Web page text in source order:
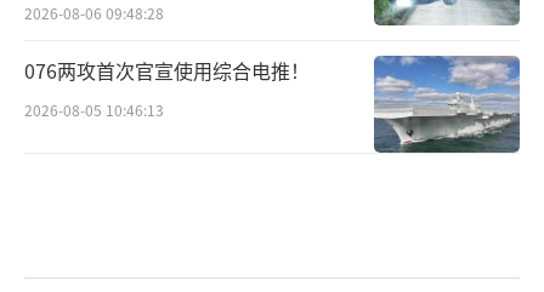
2026-08-06 09:48:28
076两攻首次官宣使用综合电推！
2026-08-05 10:46:13